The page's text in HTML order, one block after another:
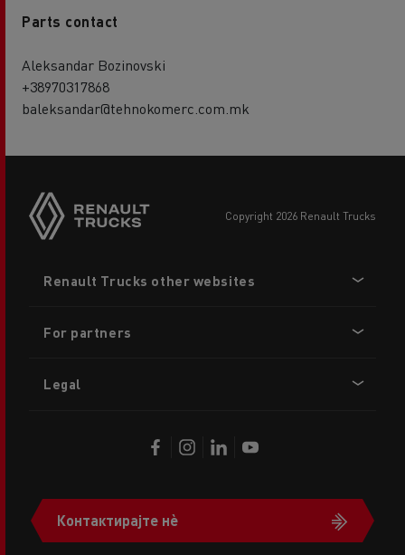
Parts contact
Aleksandar Bozinovski
+38970317868
baleksandar@tehnokomerc.com.mk
copyright 2026 Renault Trucks
menu
Renault Trucks other websites
For partners
Legal
Контактирајте нè